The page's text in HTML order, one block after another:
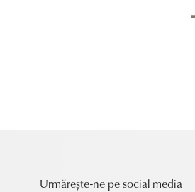
Urmărește-ne pe social media